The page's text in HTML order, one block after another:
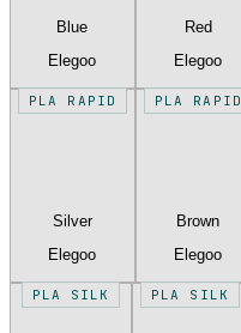
Blue
Elegoo
Red
Elegoo
PLA RAPID
Silver
Elegoo
PLA RAPID
Brown
Elegoo
PLA SILK PLA SILK